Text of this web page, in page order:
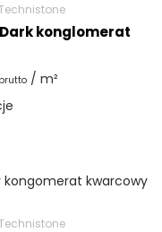
konglomerat
brutto/ m²